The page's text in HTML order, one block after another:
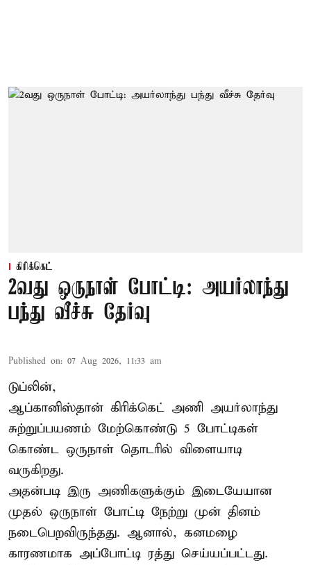
கிரிக்கெட்
2வது ஒருநாள் போட்டி: அயர்லாந்து
பந்து வீச்சு தேர்வு
Published on: 07 Aug 2026, 11:33 am
டுப்லின்,
ஆப்கானிஸ்தான் கிரிக்கெட் அணி அயர்லாந்து
சுற்றுப்பயணம் மேற்கொண்டு 5 போட்டிகள்
கொண்ட ஒருநாள் தொடரில் விளையாடி
வருகிறது.
அதன்படி இரு அணிகளுக்கும் இடையேயான
முதல் ஒருநாள் போட்டி நேற்று முன் தினம்
நடைபெறவிருந்தது. ஆனால், கனமழை
காரணமாக அப்போட்டி ரத்து செய்யப்பட்டது.